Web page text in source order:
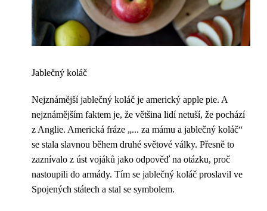
Jablečný koláč
Nejznámější jablečný koláč je americký apple pie. A
nejznámějším faktem je, že většina lidí netuší, že pochází
z Anglie. Americká fráze „... za mámu a jablečný koláč“
se stala slavnou během druhé světové války. Přesně to
zaznívalo z úst vojáků jako odpověď na otázku, proč
nastoupili do armády. Tím se jablečný koláč proslavil ve
Spojených státech a stal se symbolem.